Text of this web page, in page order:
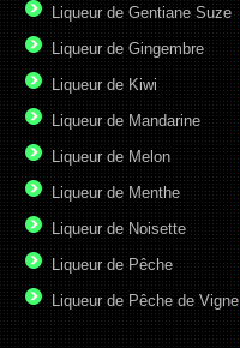
Liqueur de Gentiane Suze
Liqueur de Gingembre
Liqueur de Kiwi
Liqueur de Mandarine
Liqueur de Melon
Liqueur de Menthe
Liqueur de Noisette
Liqueur de Pêche
Liqueur de Pêche de Vigne